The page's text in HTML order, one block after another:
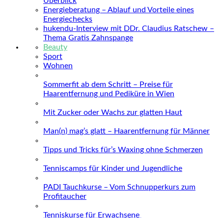
Energieberatung – Ablauf und Vorteile eines
Energiechecks
hukendu-Interview mit DDr. Claudius Ratschew –
Thema Gratis Zahnspange
Beauty
Sport
Wohnen
Sommerfit ab dem Schritt – Preise für
Haarentfernung und Pediküre in Wien
Mit Zucker oder Wachs zur glatten Haut
Man(n) mag’s glatt – Haarentfernung für Männer
Tipps und Tricks für’s Waxing ohne Schmerzen
Tenniscamps für Kinder und Jugendliche
PADI Tauchkurse – Vom Schnupperkurs zum
Profitaucher
Tenniskurse für Erwachsene